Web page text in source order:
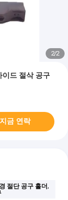
2/2
드 절삭 공구
지금 연락
절단 공구 홀더,